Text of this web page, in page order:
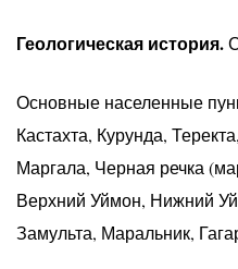
Геологическая история.
Основные населенные
Кастахта, Курунда,
Маргала, Черная речка
Верхний Уймон, Нижний
Замульта, Маральник,